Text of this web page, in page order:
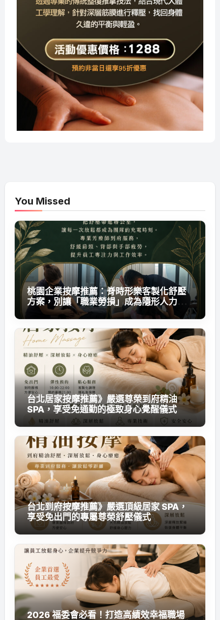
You Missed
桃園企業按摩推薦：脊時形樂客製化舒壓
方案，別讓「職業勞損」成為隱形人力成
本
台北居家按摩推薦》嚴選尊榮到府精油
SPA，享受免通勤的極致身心覺醒儀式
台北到府按摩推薦》嚴選頂級居家 SPA，
享受免出門的專屬尊榮舒壓儀式
2026 福委會必看！打造高績效幸福職場